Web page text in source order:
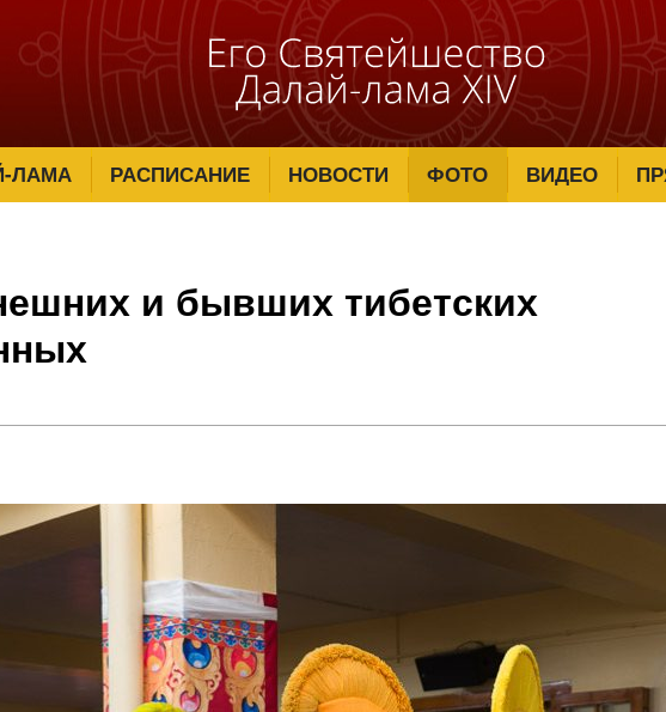
ЛАМА РАСПИСАНИЕ НОВОСТИ ФОТО ВИДЕО
и бывших тибетских